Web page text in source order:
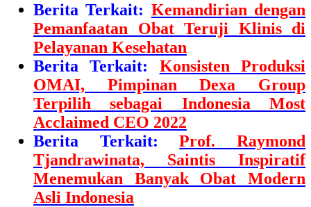
Berita Terkait: Kemandirian dengan
Pemanfaatan Obat Teruji Klinis di
Pelayanan Kesehatan
Berita Terkait: Konsisten Produksi
OMAI, Pimpinan Dexa Group
Terpilih sebagai Indonesia Most
Acclaimed CEO 2022
Berita Terkait:Prof. Raymond
Tjandrawinata, Saintis Inspiratif
Menemukan Banyak Obat Modern
Asli Indonesia